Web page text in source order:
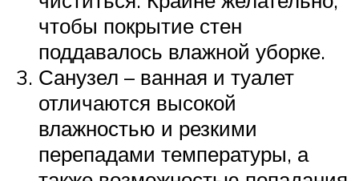
чтобы покрытие стен
поддавалось влажной уборке.
Санузел – ванная и туалет
отличаются высокой
влажностью и резкими
перепадами температуры, а